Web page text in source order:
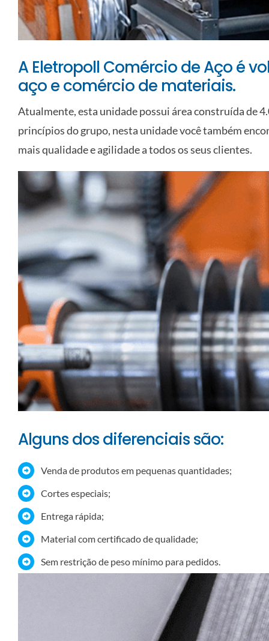
A Eletropoll Comércio de Aço é
aço e comércio de materiais.
Atualmente, esta unidade possui área construída de
princípios do grupo, nesta unidade você também
mais qualidade e agilidade a todos os seus clientes.
Alguns dos diferenciais são:
Venda de produtos em pequenas quantidades;
Cortes especiais;
Entrega rápida;
Material com certificado de qualidade;
Sem restrição de peso mínimo para pedidos.